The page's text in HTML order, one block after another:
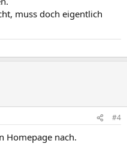
muss doch eigentlich
#4
Homepage nach.